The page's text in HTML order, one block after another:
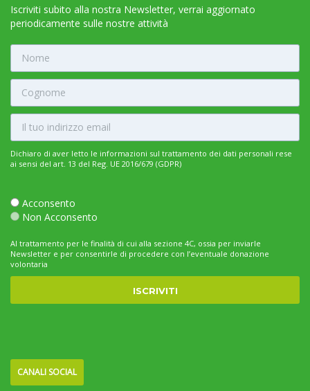
Iscriviti subito alla nostra Newsletter, verrai aggiornato
periodicamente sulle nostre attività
Dichiaro di aver letto le informazioni sul trattamento dei dati personali rese
ai sensi del art. 13 del Reg. UE 2016/679 (GDPR)
Acconsento
Non Acconsento
Al trattamento per le finalità di cui alla sezione 4C, ossia per inviarle
Newsletter e per consentirle di procedere con l’eventuale donazione
volontaria
CANALI SOCIAL